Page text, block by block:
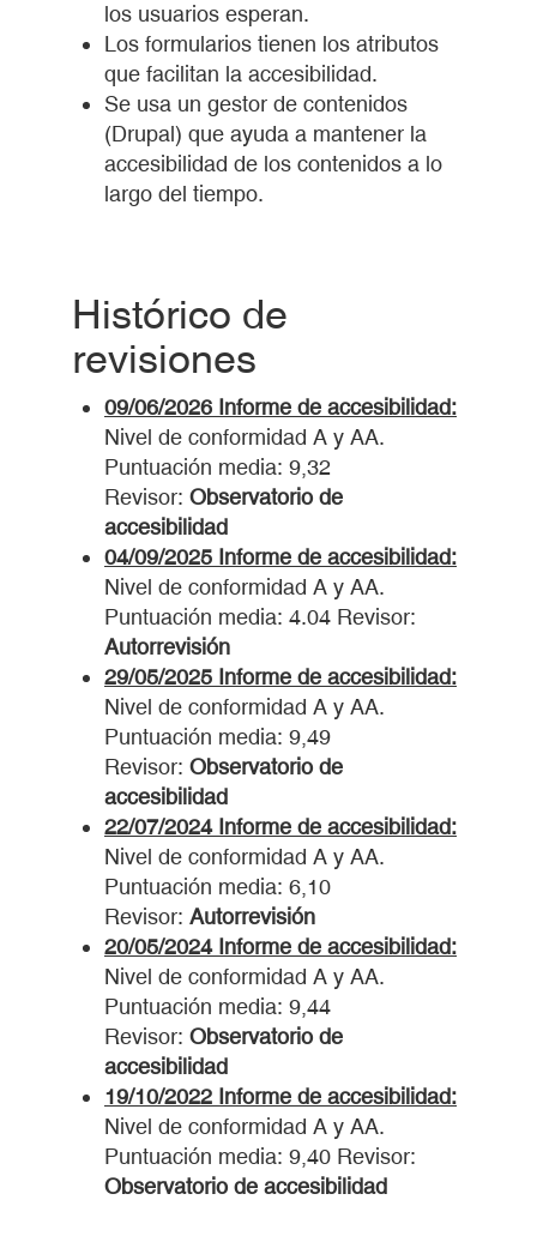
los usuarios esperan.
Los formularios tienen los atributos
que facilitan la accesibilidad.
Se usa un gestor de contenidos
(Drupal) que ayuda a mantener la
accesibilidad de los contenidos a lo
largo del tiempo.
Histórico de
revisiones
09/06/2026 Informe de accesibilidad:
Nivel de conformidad A y AA.
Puntuación media: 9,32
Revisor: Observatorio de
accesibilidad
04/09/2025 Informe de accesibilidad:
Nivel de conformidad A y AA.
Puntuación media: 4.04 Revisor:
Autorrevisión
29/05/2025 Informe de accesibilidad:
Nivel de conformidad A y AA.
Puntuación media: 9,49
Revisor: Observatorio de
accesibilidad
22/07/2024 Informe de accesibilidad:
Nivel de conformidad A y AA.
Puntuación media: 6,10
Revisor: Autorrevisión
20/05/2024 Informe de accesibilidad:
Nivel de conformidad A y AA.
Puntuación media: 9,44
Revisor: Observatorio de
accesibilidad
19/10/2022 Informe de accesibilidad:
Nivel de conformidad A y AA.
Puntuación media: 9,40 Revisor:
Observatorio de accesibilidad